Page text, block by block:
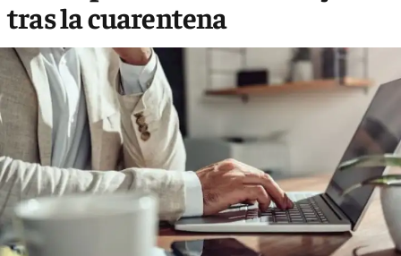
tras la cuarentena